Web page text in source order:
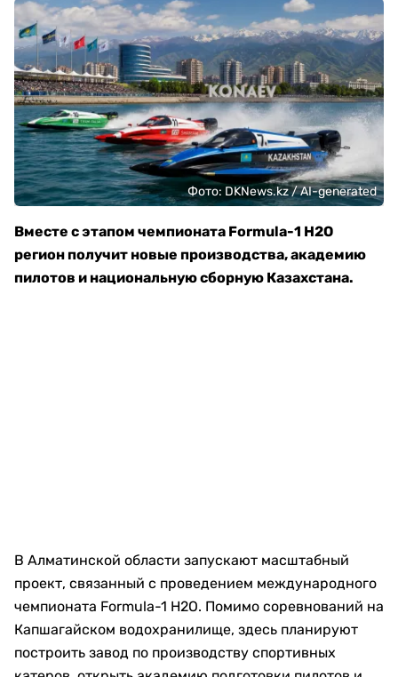
Фото: DKNews.kz / AI-generated
Вместе с этапом чемпионата Formula-1 H2O
регион получит новые производства, академию
пилотов и национальную сборную Казахстана.
В Алматинской области запускают масштабный
проект, связанный с проведением международного
чемпионата Formula-1 H2O. Помимо соревнований на
Капшагайском водохранилище, здесь планируют
построить завод по производству спортивных